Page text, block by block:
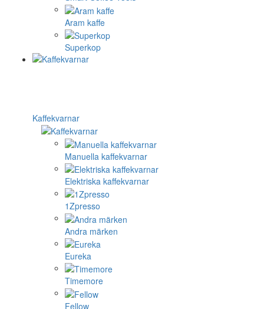
Aram kaffe
Superkop
Kaffekvarnar
Manuella kaffekvarnar
Elektriska kaffekvarnar
1Zpresso
Andra märken
Eureka
Timemore
Fellow